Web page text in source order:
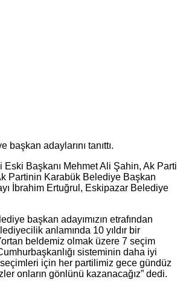
adaylarını tanıttı.
Başkanı Mehmet Ali Şahin, Ak Parti
Partinin Karabük Belediye Başkan
İbrahim Ertuğrul, Eskipazar Belediye
başkan adayımızın etrafından
anlamında 10 yıldır bir
beldemiz olmak üzere 7 seçim
sisteminin daha iyi
için her partilimiz gece gündüz
onların gönlünü kazanacağız” dedi.